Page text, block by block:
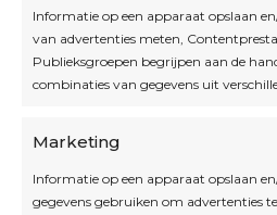
Informatie op een apparaat opslaan
van advertenties meten,
Publieksgroepen begrijpen aan de
combinaties van gegevens uit
Marketing
Informatie op een apparaat opslaan
gegevens gebruiken om advertenties
Openingsuren
Blijf op de hoogte